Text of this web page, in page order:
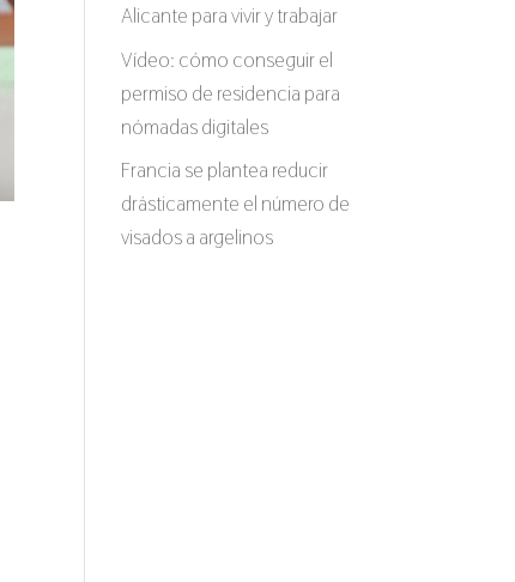
Alicante para vivir y trabajar
Vídeo: cómo conseguir el
permiso de residencia para
nómadas digitales
Francia se plantea reducir
drásticamente el número de
visados a argelinos